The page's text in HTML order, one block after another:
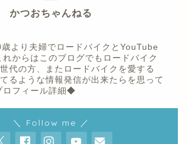
かつおちゃんねる
より夫婦でロードバイクとYouTube
からはこのブログでもロードバイク
代の方、またロードバイクを愛する
るような情報発信が出来たらを思って
フィール詳細◆
＼ Follow me ／
プロフィール